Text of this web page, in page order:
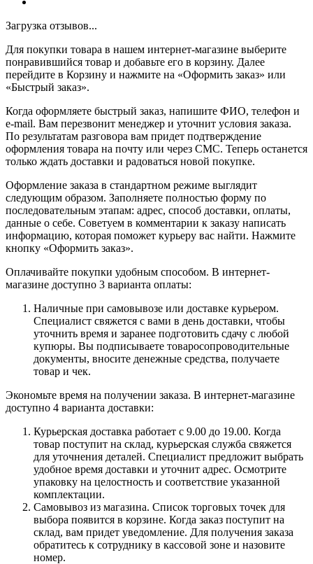
Загрузка отзывов...
Для покупки товара в нашем интернет-магазине выберите
понравившийся товар и добавьте его в корзину. Далее
перейдите в Корзину и нажмите на «Оформить заказ» или
«Быстрый заказ».
Когда оформляете быстрый заказ, напишите ФИО, телефон и
e-mail. Вам перезвонит менеджер и уточнит условия заказа.
По результатам разговора вам придет подтверждение
оформления товара на почту или через СМС. Теперь останется
только ждать доставки и радоваться новой покупке.
Оформление заказа в стандартном режиме выглядит
следующим образом. Заполняете полностью форму по
последовательным этапам: адрес, способ доставки, оплаты,
данные о себе. Советуем в комментарии к заказу написать
информацию, которая поможет курьеру вас найти. Нажмите
кнопку «Оформить заказ».
Оплачивайте покупки удобным способом. В интернет-
магазине доступно 3 варианта оплаты:
Наличные при самовывозе или доставке курьером.
Специалист свяжется с вами в день доставки, чтобы
уточнить время и заранее подготовить сдачу с любой
купюры. Вы подписываете товаросопроводительные
документы, вносите денежные средства, получаете
товар и чек.
Экономьте время на получении заказа. В интернет-магазине
доступно 4 варианта доставки:
Курьерская доставка работает с 9.00 до 19.00. Когда
товар поступит на склад, курьерская служба свяжется
для уточнения деталей. Специалист предложит выбрать
удобное время доставки и уточнит адрес. Осмотрите
упаковку на целостность и соответствие указанной
комплектации.
Самовывоз из магазина. Список торговых точек для
выбора появится в корзине. Когда заказ поступит на
склад, вам придет уведомление. Для получения заказа
обратитесь к сотруднику в кассовой зоне и назовите
номер.